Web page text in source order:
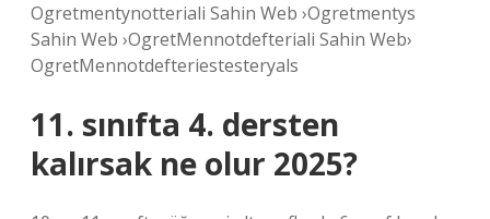
Ogretmentynotteriali Sahin Web ›Ogretmentys
Sahin Web ›OgretMennotdefteriali Sahin Web›
OgretMennotdefteriestesteryals
11. sınıfta 4. dersten
kalırsak ne olur 2025?